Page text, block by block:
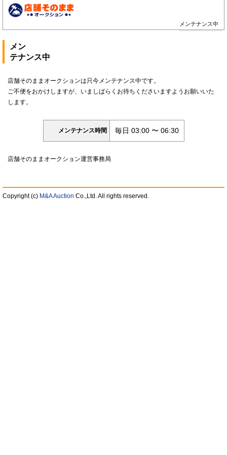
メンテナンス中
メン
テナンス中
店舗そのままオークションは只今メンテナンス中です。
ご不便をおかけしますが、いましばらくお待ちくださいますようお願いいた
します。
メンテナンス時間 毎日 03:00 〜 06:30
店舗そのままオークション運営事務局
Copyright (c) M&A Auction Co.,Ltd. All rights reserved.